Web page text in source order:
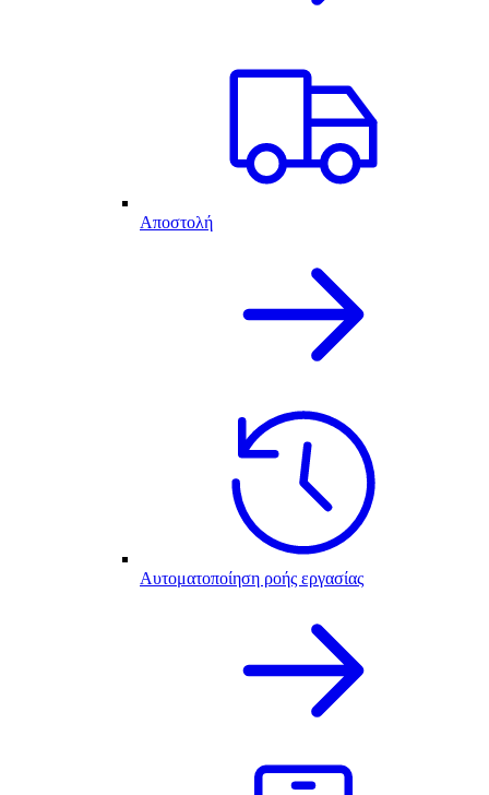
Αποστολή
Αυτοματοποίηση ροής εργασίας